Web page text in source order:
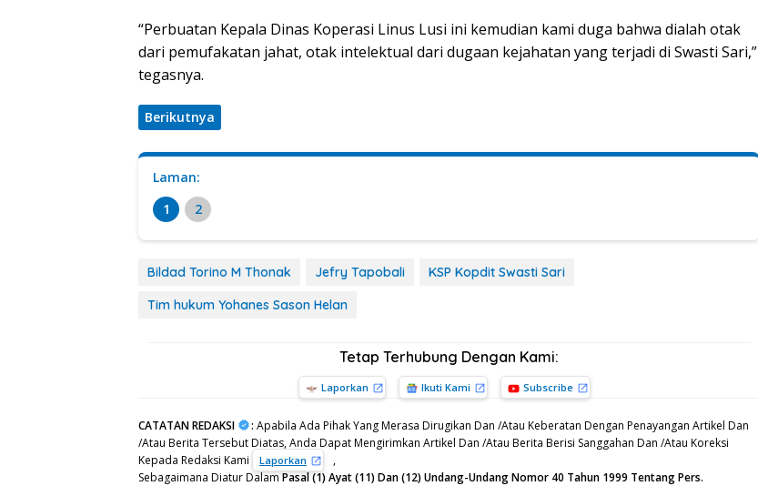
“Perbuatan Kepala Dinas Koperasi Linus Lusi ini kemudian kami duga bahwa dialah otak
dari pemufakatan jahat, otak intelektual dari dugaan kejahatan yang terjadi di Swasti Sari,”
tegasnya.
Berikutnya
Laman:
1
2
Bildad Torino M Thonak Jefry Tapobali
KSP Kopdit Swasti Sari
Tim hukum Yohanes Sason Helan
Tetap Terhubung Dengan Kami:
Laporkan Ikuti Kami Subscribe
CATATAN REDAKSI : Apabila Ada Pihak Yang Merasa Dirugikan Dan /Atau Keberatan Dengan Penayangan Artikel Dan
/Atau Berita Tersebut Diatas, Anda Dapat Mengirimkan Artikel Dan /Atau Berita Berisi Sanggahan Dan /Atau Koreksi
Kepada Redaksi Kami
Laporkan
,
Sebagaimana Diatur DalamPasal (1) Ayat (11) Dan (12) Undang-Undang Nomor 40 Tahun 1999 Tentang Pers.